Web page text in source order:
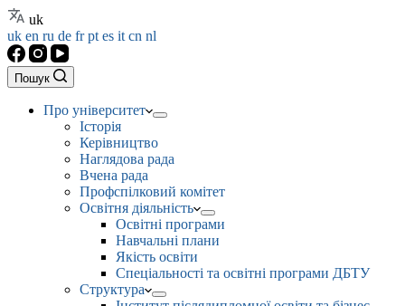
uk
uk en ru de frpt es it cn nl
Пошук
Про університет
Історія
Керівництво
Наглядова рада
Вчена рада
Профспілковий комітет
Освітня діяльність
Освітні програми
Навчальні плани
Якість освіти
Спеціальності та освітні програми ДБТУ
Структура